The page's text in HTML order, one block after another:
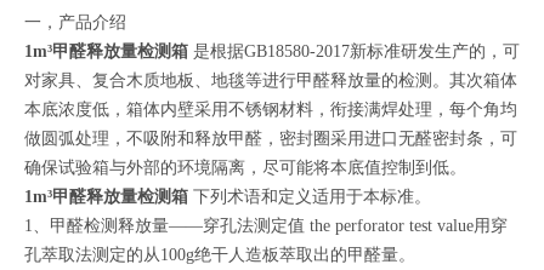
一，产品介绍
1m³甲醛释放量检测箱 是根据GB18580-2017新标准研发生产的，可
对家具、复合木质地板、地毯等进行甲醛释放量的检测。其次箱体
本底浓度低，箱体内壁采用不锈钢材料，衔接满焊处理，每个角均
做圆弧处理，不吸附和释放甲醛，密封圈采用进口无醛密封条，可
确保试验箱与外部的环境隔离，尽可能将本底值控制到低。
1m³甲醛释放量检测箱 下列术语和定义适用于本标准。
1、甲醛检测释放量——穿孔法测定值 the perforator test value用穿
孔萃取法测定的从100g绝干人造板萃取出的甲醛量。